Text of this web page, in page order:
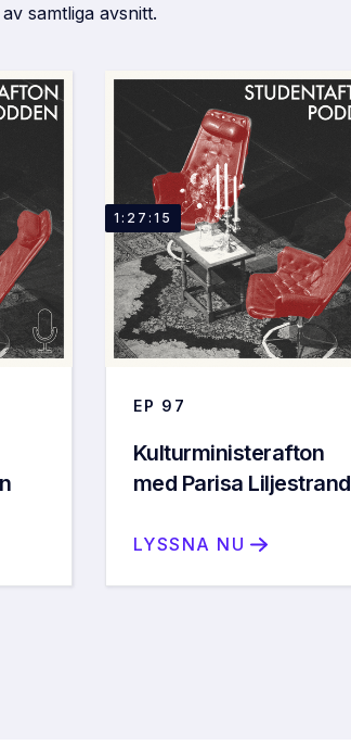
samtliga avsnitt.
1:27:15
EP 97
Kulturministerafton
med Parisa Liljestrand
LYSSNA NU